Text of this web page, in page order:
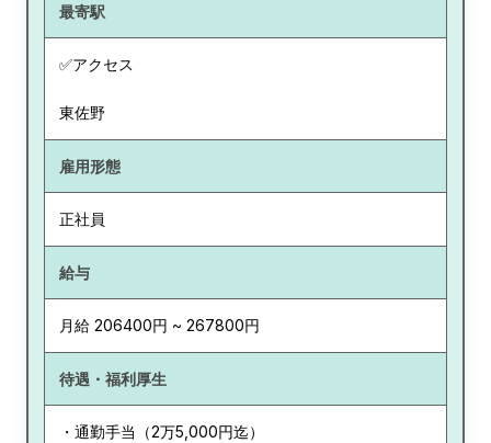
最寄駅
✅アクセス
東佐野
雇用形態
正社員
給与
月給 206400円 ~ 267800円
待遇・福利厚生
・通勤手当（2万5,000円迄）